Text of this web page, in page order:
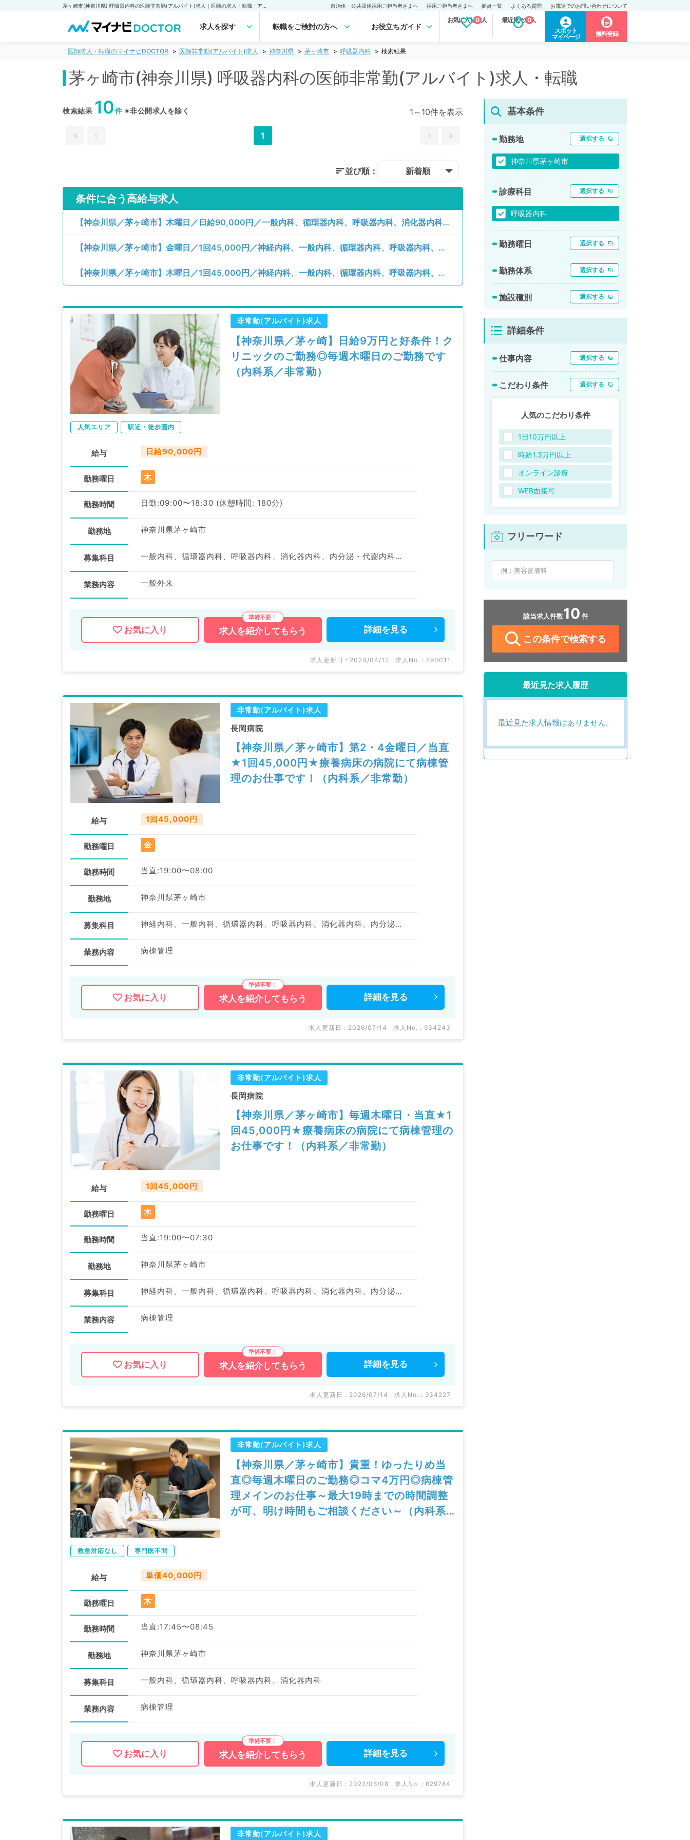
自治体・公共団体採用ご担当者さまへ 採用ご担当者さまへ 拠点一覧 よくある質問 お電話でのお問い合わせについて
求人を探す 転職をご検討の方へ お役立ちガイド
お気に入り求人
0 最近見た求人
0
スポット
マイページ
無料登録
医師求人・転職のマイナビDOCTOR 医師非常勤(アルバイト)求人 神奈川県 茅ヶ崎市 呼吸器内科 検索結果
茅ヶ崎市(神奈川県) 呼吸器内科の医師非常勤(アルバイト)求人・転職
検索結果 10件※非公開求人を除く 1～10件を表示
1
並び順： 新着順
条件に合う高給与求人
【神奈川県／茅ヶ崎市】木曜日／日給90,000円／一般内科、循環器内科、呼吸器内科、消化器内科、内分泌・代謝内科、腎臓内科、血液内科／一般外来
【神奈川県／茅ヶ崎市】金曜日／1回45,000円／神経内科、一般内科、循環器内科、呼吸器内科、消化器内科、内分泌・代謝内科、腎臓内科、老年内科、血液内科、膠原病科／病棟管理
【神奈川県／茅ヶ崎市】木曜日／1回45,000円／神経内科、一般内科、循環器内科、呼吸器内科、消化器内科、内分泌・代謝内科、腎臓内科、老年内科、血液内科、膠原病科／病棟管理
非常勤(アルバイト)求人
【神奈川県／茅ヶ崎】日給9万円と好条件！ク
リニックのご勤務◎毎週木曜日のご勤務です
（内科系／非常勤）
人気エリア 駅近・徒歩圏内
給与 日給90,000円
勤務曜日 木
勤務時間 日勤:09:00〜18:30 (休憩時間: 180分)
勤務地 神奈川県茅ヶ崎市
募集科目 一般内科、循環器内科、呼吸器内科、消化器内科、内分泌・代謝内科、腎臓内科、血液内科
業務内容 一般外来
お気に入り 求人を紹介してもらう 詳細を 見る
求人更新日 : 2024/04/12 求人No. : 590011
非常勤(アルバイト)求人
長岡病院
【神奈川県／茅ヶ崎市】第2・4金曜日／当直
★1回45,000円★療養病床の病院にて病棟管
理のお仕事です！（内科系／非常勤）
給与 1回45,000円
勤務曜日 金
勤務時間 当直:19:00〜08:00
勤務地 神奈川県茅ヶ崎市
募集科目 神経内科、一般内科、循環器内科、呼吸器内科、消化器内科、内分泌・代謝内科、腎臓内科、老年内科、血液内科、膠原病科
業務内容 病棟管理
お気に入り 求人を紹介してもらう 詳細を 見る
求人更新日 : 2026/07/14 求人No. : 934243
非常勤(アルバイト)求人
長岡病院
【神奈川県／茅ヶ崎市】毎週木曜日・当直★1
回45,000円★療養病床の病院にて病棟管理の
お仕事です！（内科系／非常勤）
給与 1回45,000円
勤務曜日 木
勤務時間 当直:19:00〜07:30
勤務地 神奈川県茅ヶ崎市
募集科目 神経内科、一般内科、循環器内科、呼吸器内科、消化器内科、内分泌・代謝内科、腎臓内科、老年内科、血液内科、膠原病科
業務内容 病棟管理
お気に入り 求人を紹介してもらう 詳細を 見る
求人更新日 : 2026/07/14 求人No. : 934227
非常勤(アルバイト)求人
【神奈川県／茅ヶ崎市】貴重！ゆったりめ当
直◎毎週木曜日のご勤務◎コマ4万円◎病棟管
理メインのお仕事～最大19時までの時間調整
が可、明け時間もご相談ください～（内科系
救急対応なし 専門医不問
給与 単価40,000円
勤務曜日 木
勤務時間 当直:17:45〜08:45
勤務地 神奈川県茅ヶ崎市
募集科目 一般内科、循環器内科、呼吸器内科、消化器内科
業務内容 病棟管理
お気に入り 求人を紹介してもらう 詳細を 見る
求人更新日 : 2022/06/08 求人No. : 629784
非常勤(アルバイト)求人
基本条件
勤務地 選択する
神奈川県茅ヶ崎市
診療科目 選択する
呼吸器内科
勤務曜日 選択する
勤務体系 選択する
施設種別 選択する
詳細条件
仕事内容 選択する
こだわり条件 選択する
人気のこだわり条件
1日10万円以上
時給1.3万円以上
オンライン診療
WEB面接可
フリーワード
該当求人件数10 件
この条件で検索する
最近見た求人履歴
最近見た求人情報はありません。